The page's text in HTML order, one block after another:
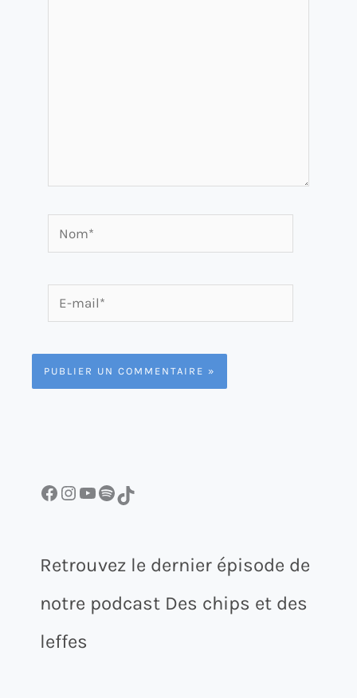
Nom*
mail*
Facebook InstagramYouTube Spotify TikTok
Retrouvez le dernier épisode de
notre podcast Des chips et des
leffes